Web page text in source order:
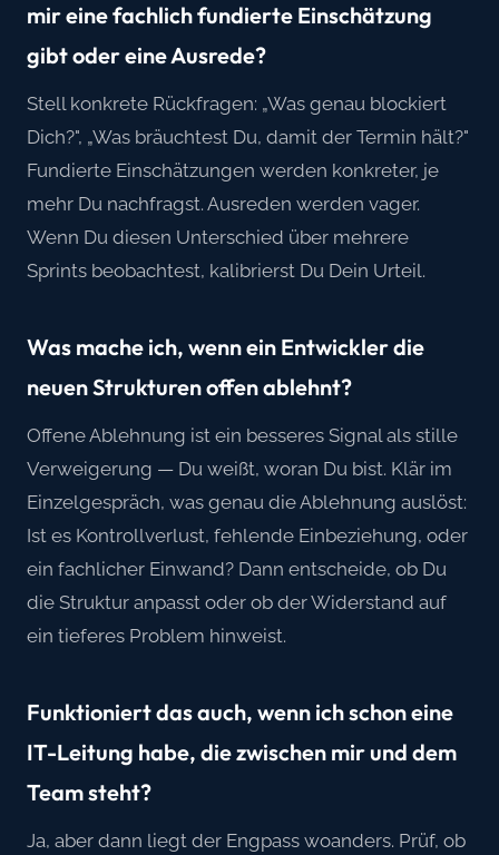
mir eine fachlich fundierte Einschätzung
gibt oder eine Ausrede?
Stell konkrete Rückfragen: „Was genau blockiert
Dich?", „Was bräuchtest Du, damit der Termin hält?"
Fundierte Einschätzungen werden konkreter, je
mehr Du nachfragst. Ausreden werden vager.
Wenn Du diesen Unterschied über mehrere
Sprints beobachtest, kalibrierst Du Dein Urteil.
Was mache ich, wenn ein Entwickler die
neuen Strukturen offen ablehnt?
Offene Ablehnung ist ein besseres Signal als stille
Verweigerung — Du weißt, woran Du bist. Klär im
Einzelgespräch, was genau die Ablehnung auslöst:
Ist es Kontrollverlust, fehlende Einbeziehung, oder
ein fachlicher Einwand? Dann entscheide, ob Du
die Struktur anpasst oder ob der Widerstand auf
ein tieferes Problem hinweist.
Funktioniert das auch, wenn ich schon eine
IT-Leitung habe, die zwischen mir und dem
Team steht?
Ja, aber dann liegt der Engpass woanders. Prüf, ob